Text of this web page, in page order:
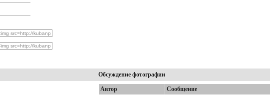
Обсуждение фотографии
Автор
Сообщение